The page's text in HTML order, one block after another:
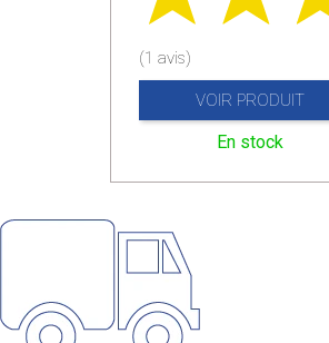
(1 avis)
VOIR PRODUIT
En stock